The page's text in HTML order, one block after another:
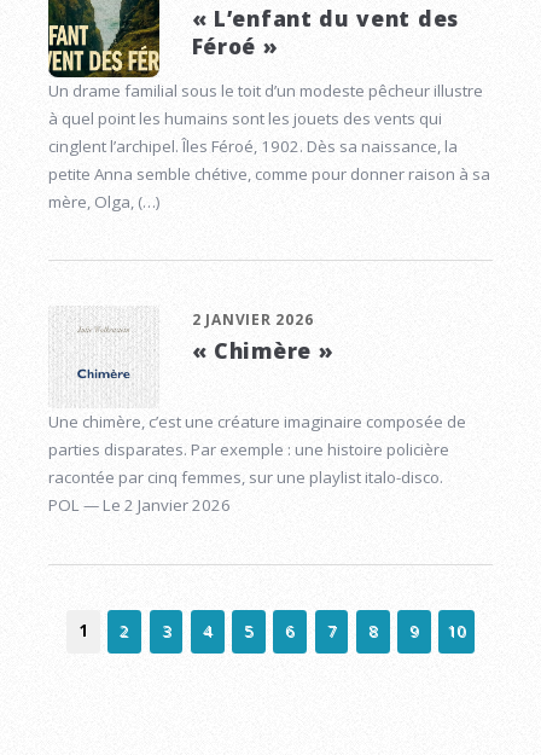
« L’enfant du vent des
Féroé »
Un drame familial sous le toit d’un modeste pêcheur illustre
à quel point les humains sont les jouets des vents qui
cinglent l’archipel. Îles Féroé, 1902. Dès sa naissance, la
petite Anna semble chétive, comme pour donner raison à sa
mère, Olga, (…)
2 JANVIER 2026
« Chimère »
Une chimère, c’est une créature imaginaire composée de
parties disparates. Par exemple : une histoire policière
racontée par cinq femmes, sur une playlist italo-disco.
POL — Le 2 Janvier 2026
1 2 3 4 5 6 7 8 9 10